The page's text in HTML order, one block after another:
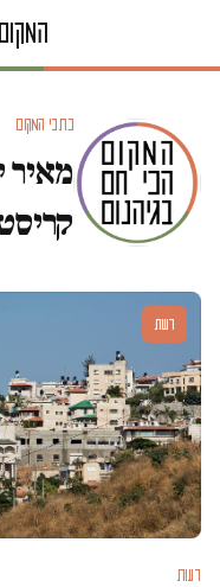
כתבי המקום
מאיר
דעות
דעות